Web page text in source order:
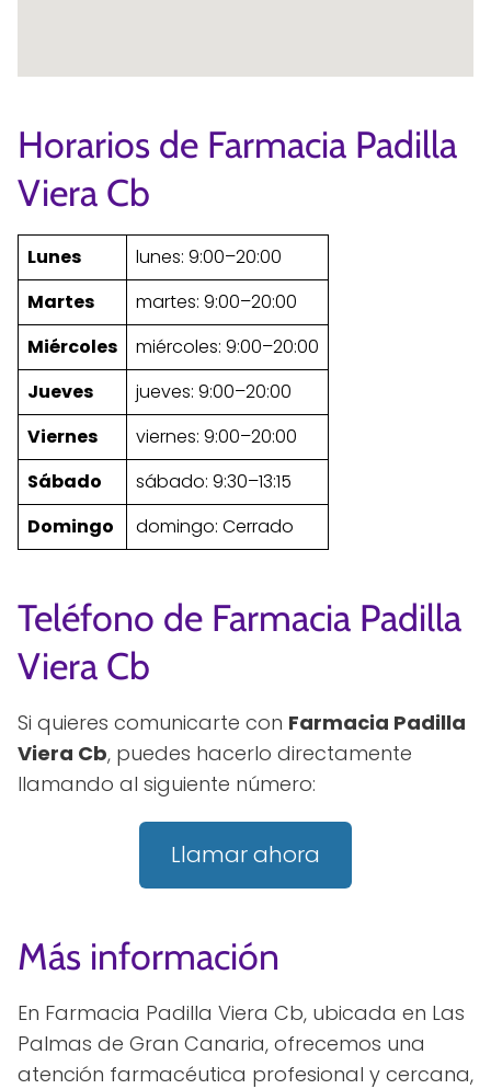
Horarios de Farmacia Padilla
Viera Cb
Lunes
lunes: 9:00–20:00
Martes
martes: 9:00–20:00
Miércoles
miércoles: 9:00–20:00
Jueves
jueves: 9:00–20:00
Viernes
viernes: 9:00–20:00
Sábado
sábado: 9:30–13:15
Domingo
domingo: Cerrado
Teléfono de Farmacia Padilla
Viera Cb
Si quieres comunicarte con Farmacia Padilla
Viera Cb, puedes hacerlo directamente
llamando al siguiente número:
Llamar ahora
Más información
En Farmacia Padilla Viera Cb, ubicada en Las
Palmas de Gran Canaria, ofrecemos una
atención farmacéutica profesional y cercana,